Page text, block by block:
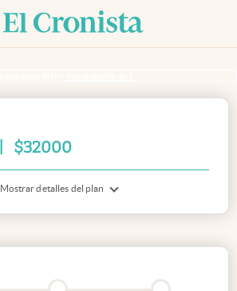
$32000
Mostrar detalles del plan